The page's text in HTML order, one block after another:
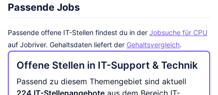
Passende Jobs
Passende offene IT-Stellen findest du in der Jobsuche für CPU
auf Jobriver. Gehaltsdaten liefert der Gehaltsvergleich.
Offene Stellen in IT-Support & Technik
Passend zu diesem Themengebiet sind aktuell
224 IT-Stellenangebote aus dem Bereich IT-